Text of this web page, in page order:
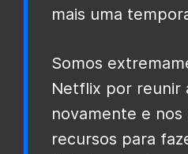
mais uma
Somos
Netflix por reunir
novamente e
recursos para